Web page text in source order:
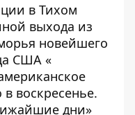
в Тихом
выхода из
новейшего
США «
воскресенье.
дни»